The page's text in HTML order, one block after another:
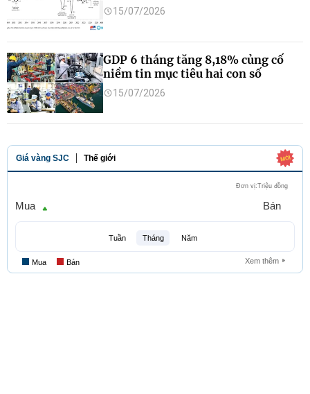
15/07/2026
GDP 6 tháng tăng 8,18% củng cố
niềm tin mục tiêu hai con số
15/07/2026